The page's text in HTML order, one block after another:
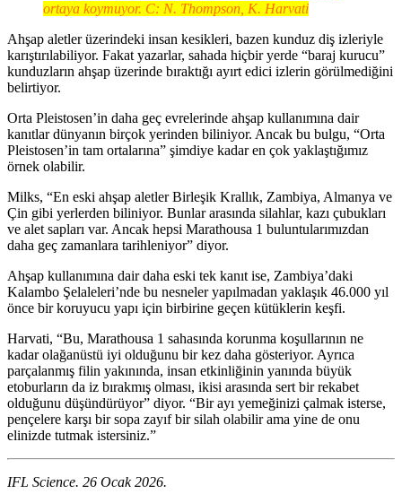
ortaya koymuyor. C: N. Thompson, K. Harvati
Ahşap aletler üzerindeki insan kesikleri, bazen kunduz diş izleriyle
karıştırılabiliyor. Fakat yazarlar, sahada hiçbir yerde “baraj kurucu”
kunduzların ahşap üzerinde bıraktığı ayırt edici izlerin görülmediğini
belirtiyor.
Orta Pleistosen’in daha geç evrelerinde ahşap kullanımına dair
kanıtlar dünyanın birçok yerinden biliniyor. Ancak bu bulgu, “Orta
Pleistosen’in tam ortalarına” şimdiye kadar en çok yaklaştığımız
örnek olabilir.
Milks, “En eski ahşap aletler Birleşik Krallık, Zambiya, Almanya ve
Çin gibi yerlerden biliniyor. Bunlar arasında silahlar, kazı çubukları
ve alet sapları var. Ancak hepsi Marathousa 1 buluntularımızdan
daha geç zamanlara tarihleniyor” diyor.
Ahşap kullanımına dair daha eski tek kanıt ise, Zambiya’daki
Kalambo Şelaleleri’nde bu nesneler yapılmadan yaklaşık 46.000 yıl
önce bir koruyucu yapı için birbirine geçen kütüklerin keşfi.
Harvati, “Bu, Marathousa 1 sahasında korunma koşullarının ne
kadar olağanüstü iyi olduğunu bir kez daha gösteriyor. Ayrıca
parçalanmış filin yakınında, insan etkinliğinin yanında büyük
etoburların da iz bırakmış olması, ikisi arasında sert bir rekabet
olduğunu düşündürüyor” diyor. “Bir ayı yemeğinizi çalmak isterse,
pençelere karşı bir sopa zayıf bir silah olabilir ama yine de onu
elinizde tutmak istersiniz.”
IFL Science. 26 Ocak 2026.